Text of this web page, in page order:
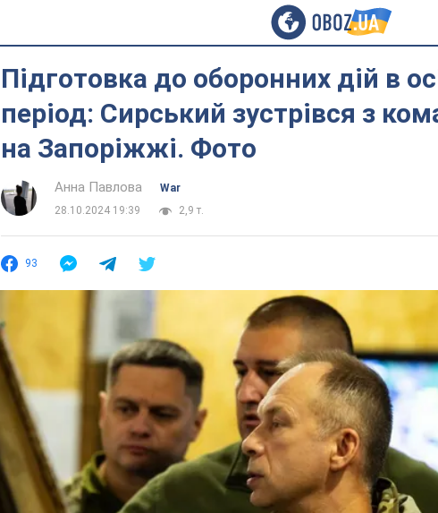
Підготовка до оборонних дій в
період: Сирський зустрівся з
на Запоріжжі. Фото
Анна Павлова
War
28.10.2024 19:39
2,9 т.
93